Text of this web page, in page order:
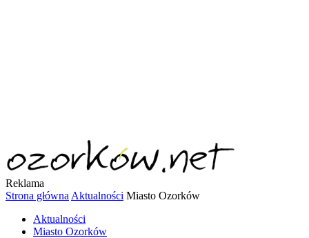
Reklama
Strona główna Aktualności Miasto Ozorków
Aktualności
Miasto Ozorków